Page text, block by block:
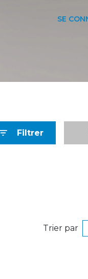
SE
Filtrer
Trier par